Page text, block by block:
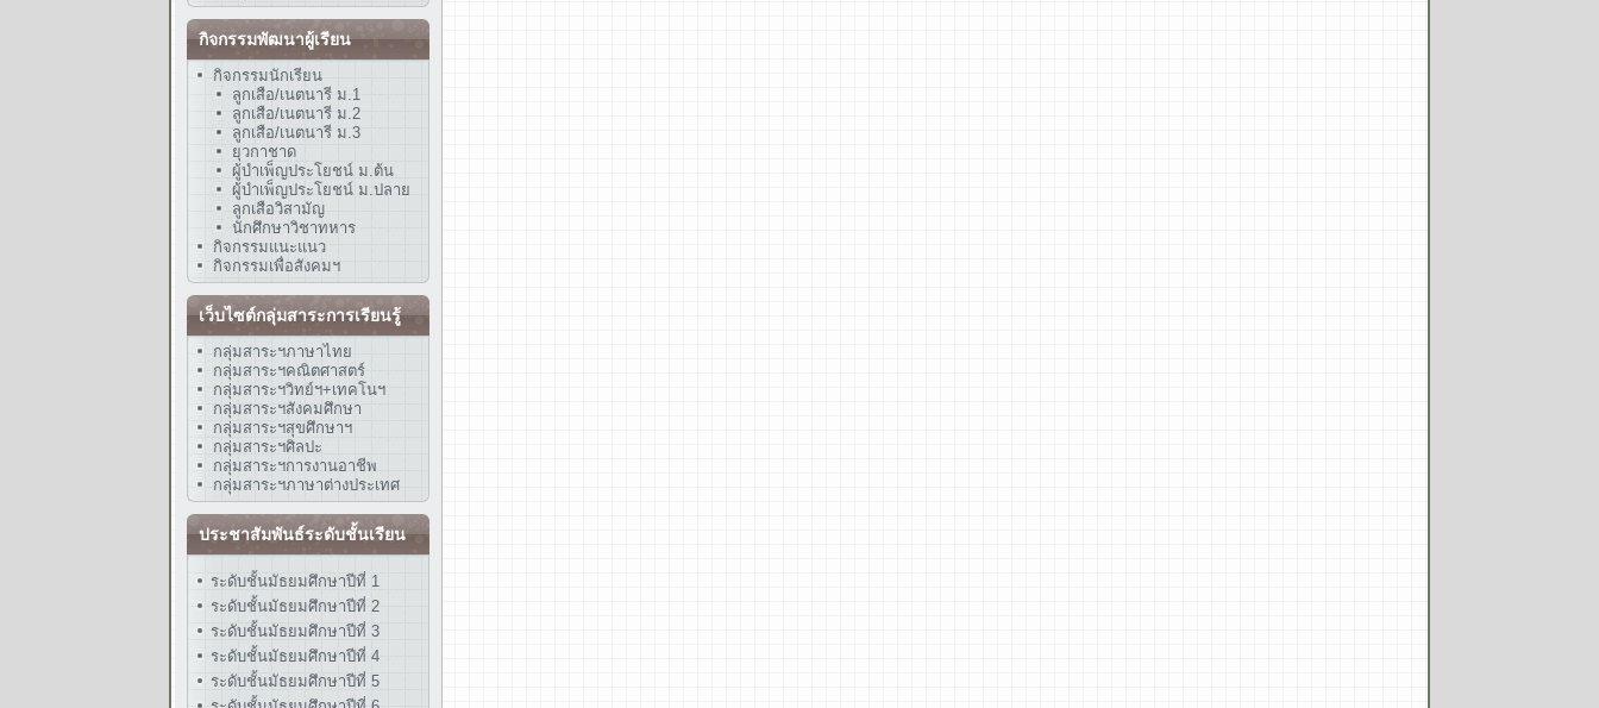
กิจกรรมพัฒนาผู้เรียน
กิจกรรมนักเรียน
ลูกเสือ/เนตนารี ม.1
ลูกเสือ/เนตนารี ม.2
ลูกเสือ/เนตนารี ม.3
ยุวกาชาด
ผู้บำเพ็ญประโยชน์ ม.ต้น
ผู้บำเพ็ญประโยชน์ ม.ปลาย
ลูกเสือวิสามัญ
นักศึกษาวิชาทหาร
กิจกรรมแนะแนว
กิจกรรมเพื่อสังคมฯ
เว็บไซต์กลุ่มสาระการเรียนรู้
กลุ่มสาระฯภาษาไทย
กลุ่มสาระฯคณิตศาสตร์
กลุ่มสาระฯวิทย์ฯ+เทคโนฯ
กลุ่มสาระฯสังคมศึกษา
กลุ่มสาระฯสุขศึกษาฯ
กลุ่มสาระฯศิลปะ
กลุ่มสาระฯการงานอาชีพ
กลุ่มสาระฯภาษาต่างประเทศ
ประชาสัมพันธ์ระดับชั้นเรียน
ระดับชั้นมัธยมศึกษาปีที่ 1
ระดับชั้นมัธยมศึกษาปีที่ 2
ระดับชั้นมัธยมศึกษาปีที่ 3
ระดับชั้นมัธยมศึกษาปีที่ 4
ระดับชั้นมัธยมศึกษาปีที่ 5